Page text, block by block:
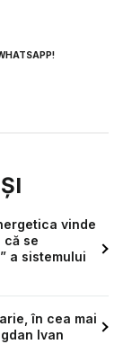
vinde
că se
a sistemului
în cea mai
Ivan